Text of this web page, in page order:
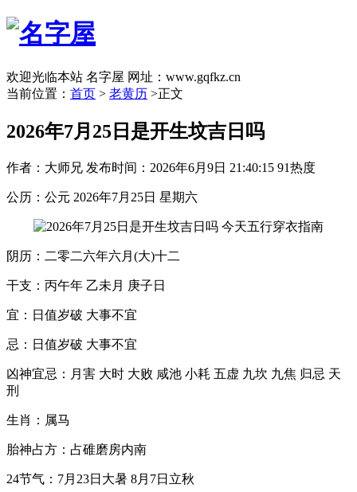
欢迎光临本站 名字屋 网址：www.gqfkz.cn
当前位置： 首页 > 老黄历 >正文
2026年7月25日是开生坟吉日吗
作者：大师兄 发布时间：2026年6月9日 21:40:15 91热度
公历：公元 2026年7月25日 星期六
阴历：二零二六年六月(大)十二
干支：丙午年 乙未月 庚子日
宜：日值岁破 大事不宜
忌：日值岁破 大事不宜
凶神宜忌：月害 大时 大败 咸池 小耗 五虚 九坎 九焦 归忌 天
刑
生肖：属马
胎神占方：占碓磨房内南
24节气：7月23日大暑 8月7日立秋